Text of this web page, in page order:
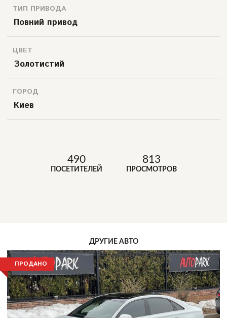
ТИП ПРИВОДА
Повний привод
ЦВЕТ
Золотистий
ГОРОД
Киев
490
ПОСЕТИТЕЛЕЙ
813
ПРОСМОТРОВ
ДРУГИЕ АВТО
ПРОДАНО